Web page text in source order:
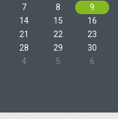
7 8
9
14 15
16
21 22
23
28 29
30
4 5 6